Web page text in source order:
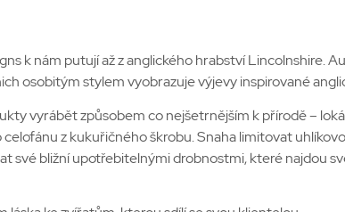
k nám putují až z anglického hrabství Lincolnshire.
osobitým stylem vyobrazuje výjevy inspirované
vyrábět způsobem co nejšetrnějším k přírodě –
z kukuřičného škrobu. Snaha limitovat
své bližní upotřebitelnými drobnostmi, které najdou